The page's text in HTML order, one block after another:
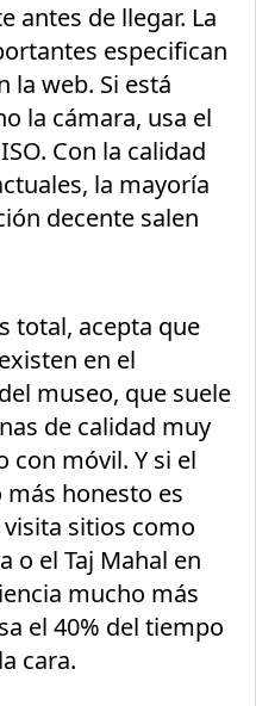
antes de llegar. La
especifican
la web. Si está
la cámara, usa el
Con la calidad
la mayoría
decente salen
total, acepta que
en el
museo, que suele
de calidad muy
con móvil. Y si el
honesto es
sitios como
o el Taj Mahal en
mucho más
el 40% del tiempo
cara.